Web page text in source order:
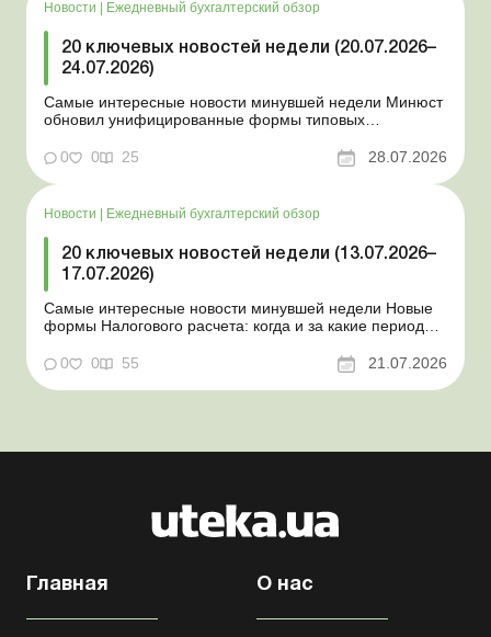
Новости | Ежедневный бухгалтерский обзор
20 ключевых новостей недели (20.07.2026–
24.07.2026)
Самые интересные новости минувшей недели Минюст
обновил унифицированные формы типовых
новость о создании координационного центра по
статус «в розыске»: что нужно знать работодателям
Закон о ВПЛ: ка...
0 0 25 28.07.2026
Новости Ежедневный бухгалтерский обзор
20 ключевых новостей недели (13.07.2026–
17.07.2026)
Самые интересные новости минувшей недели Новые
формы Налогового расчета: когда и за какие периоды
переоформления отсрочки от призыва во время
Координационный центр по организации
0 0 55 21.07.2026
Главная О нас